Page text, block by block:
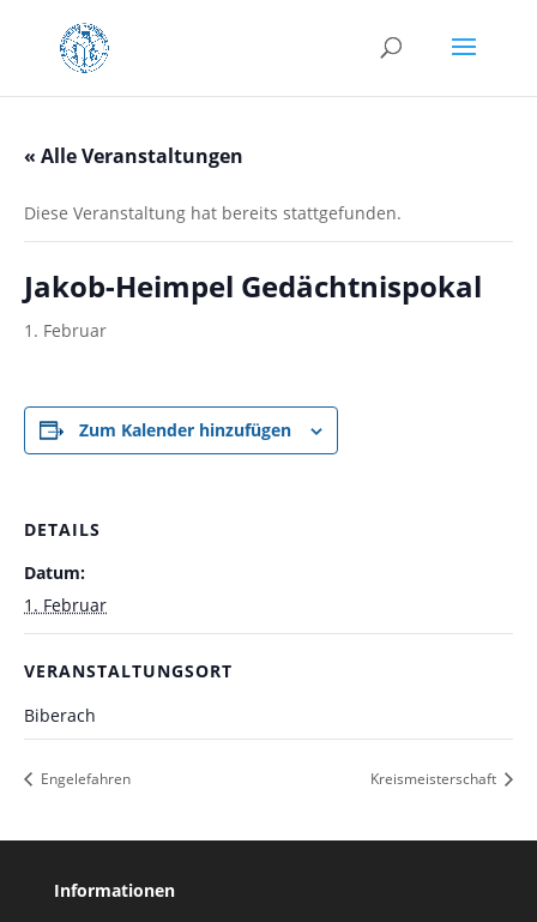
« Alle Veranstaltungen
Diese Veranstaltung hat bereits stattgefunden.
Jakob-Heimpel Gedächtnispokal
1. Februar
Zum Kalender hinzufügen
DETAILS
Datum:
1. Februar
VERANSTALTUNGSORT
Biberach
Engelefahren Kreismeisterschaft
Informationen